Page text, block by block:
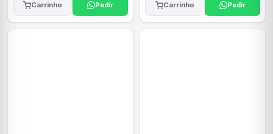
Carrinho Pedir Carrinho Pedir